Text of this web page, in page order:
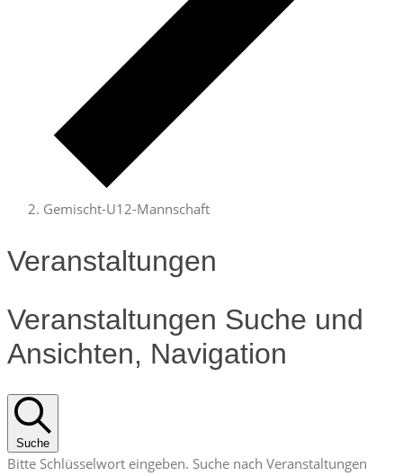
Gemischt-U12-Mannschaft
Veranstaltungen
Veranstaltungen Suche und
Ansichten, Navigation
Suche
Bitte Schlüsselwort eingeben. Suche nach Veranstaltungen